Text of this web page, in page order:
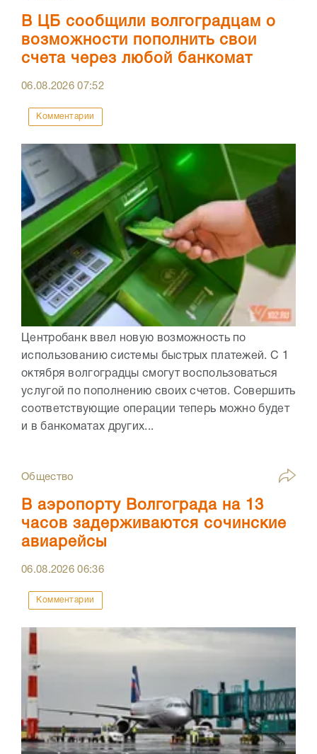
В ЦБ сообщили волгоградцам о
возможности пополнить свои
счета через любой банкомат
06.08.202607:52
Комментарии
Центробанк ввел новую возможность по
использованию системы быстрых платежей. С 1
октября волгоградцы смогут воспользоваться
услугой по пополнению своих счетов. Совершить
соответствующие операции теперь можно будет
и в банкоматах других...
Общество
В аэропорту Волгограда на 13
часов задерживаются сочинские
авиарейсы
06.08.202606:36
Комментарии